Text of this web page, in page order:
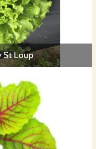
St Loup